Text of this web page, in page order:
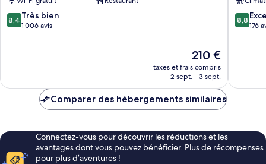
ville
d’Ibiza
8.4
sur
8,4 Très bien
1 006 avis
Le
nouveau
prix
de
210 €
taxes et frais compris
2 sept. - 3 sept.
Adults
Only
Centre-
8.8
sur
8,8
176
Comparer des hébergements similaires
Connectez-vous pour découvrir les réductions et les
avantages dont vous pouvez bénéficier. Plus de récompenses
pour plus d’aventures !